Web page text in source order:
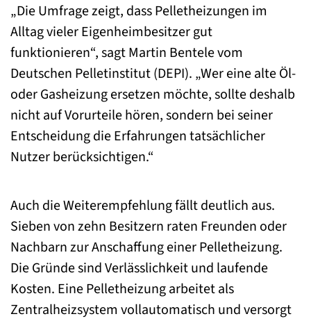
„Die Umfrage zeigt, dass Pelletheizungen im
Alltag vieler Eigenheimbesitzer gut
funktionieren“, sagt Martin Bentele vom
Deutschen Pelletinstitut (DEPI). „Wer eine alte Öl-
oder Gasheizung ersetzen möchte, sollte deshalb
nicht auf Vorurteile hören, sondern bei seiner
Entscheidung die Erfahrungen tatsächlicher
Nutzer berücksichtigen.“
Auch die Weiterempfehlung fällt deutlich aus.
Sieben von zehn Besitzern raten Freunden oder
Nachbarn zur Anschaffung einer Pelletheizung.
Die Gründe sind Verlässlichkeit und laufende
Kosten. Eine Pelletheizung arbeitet als
Zentralheizsystem vollautomatisch und versorgt